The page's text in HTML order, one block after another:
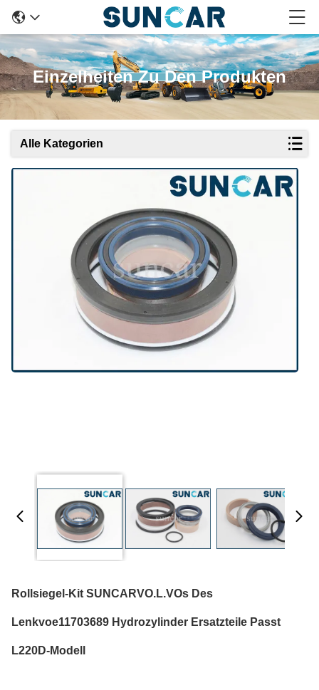
Einzelheiten Zu Den Produkten
Alle Kategorien
Rollsiegel-Kit SUNCARVO.L.VOs Des
Lenkvoe11703689 Hydrozylinder Ersatzteile Passt
L220D-Modell